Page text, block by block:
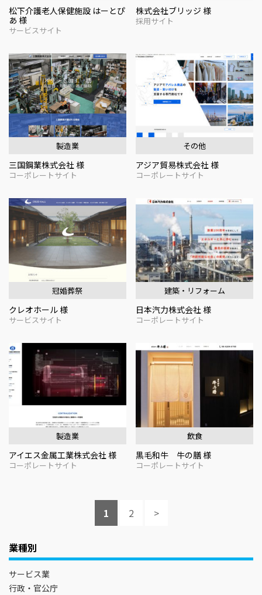
松下介護老人保健施設 はーとぴ
あ 様
サービスサイト
株式会社ブリッジ 様
採用サイト
製造業
三国鋼業株式会社 様
コーポレートサイト
その他
アジア貿易株式会社 様
コーポレートサイト
冠婚葬祭
クレオホール 様
サービスサイト
建築・リフォーム
日本汽力株式会社 様
コーポレートサイト
製造業
アイエス金属工業株式会社 様
コーポレートサイト
飲食
黒毛和牛 牛の膳 様
コーポレートサイト
1 2 >
業種別
サービス業
行政・官公庁